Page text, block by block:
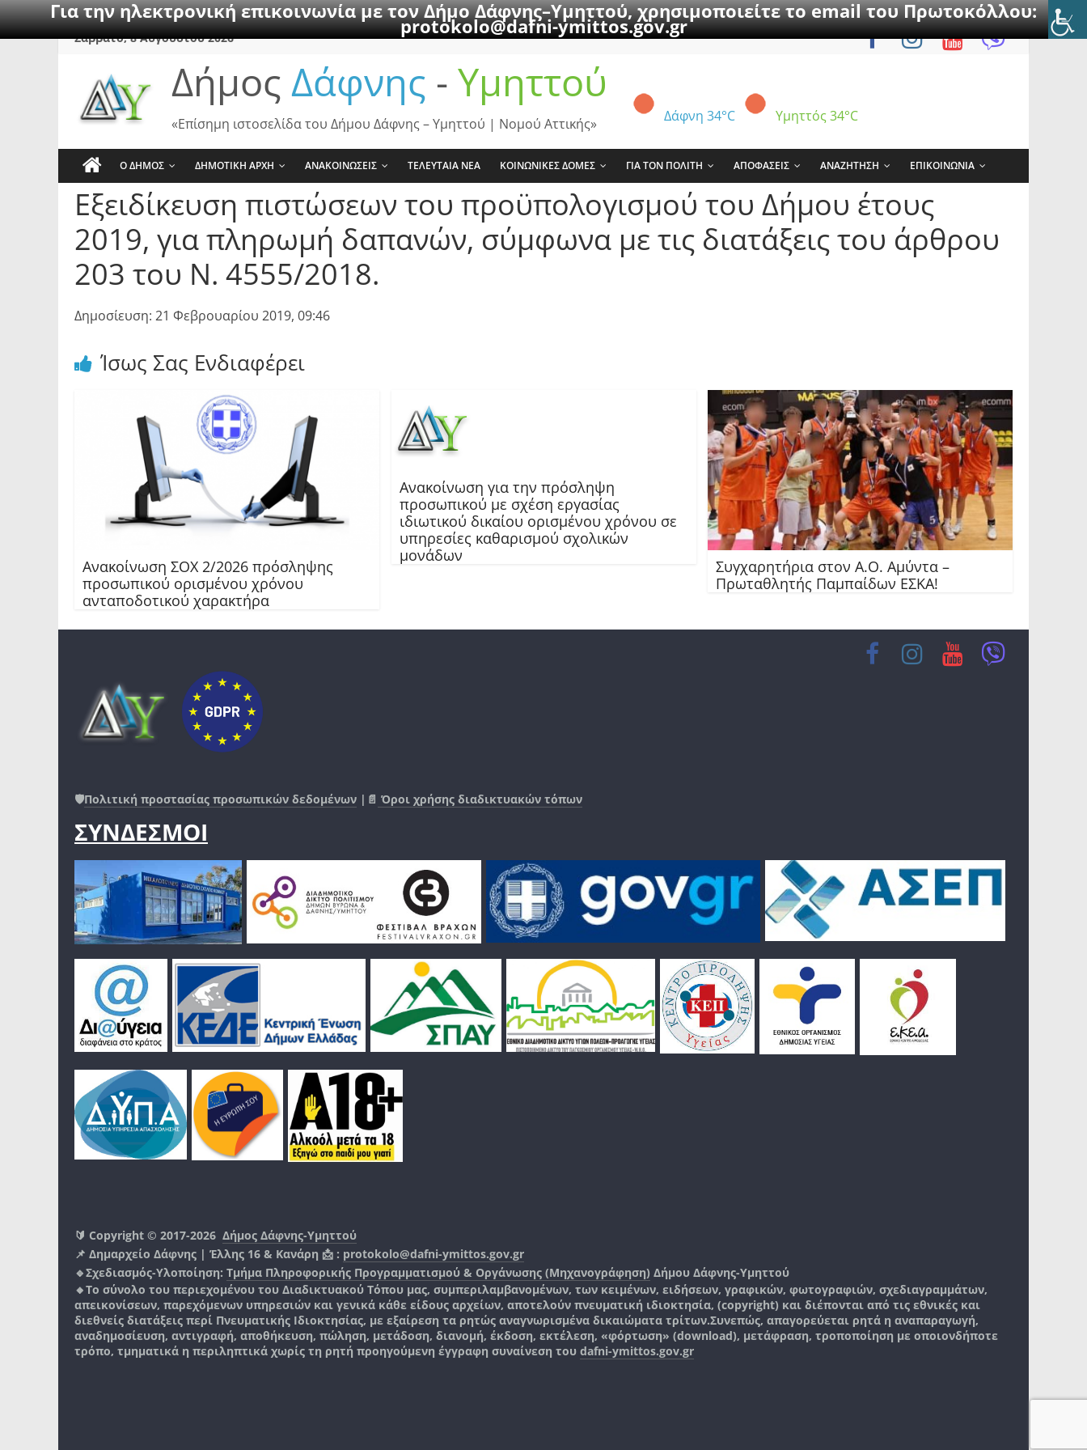
Για την ηλεκτρονική επικοινωνία με τον Δήμο Δάφνης–Υμηττού, χρησιμοποιείτε το email του Πρωτοκόλλου:
protokolo@dafni-ymittos.gov.gr
SkipΣάββατο, 8 Αυγούστου 2026
Δήμος Δάφνης - Υμηττού
Δάφνη 34°C Υμηττός 34°C
«Επίσημη ιστοσελίδα του Δήμου Δάφνης – Υμηττού | Νομού Αττικής»
Ο ΔΗΜΟΣ ΔΗΜΟΤΙΚΗ ΑΡΧΗ ΑΝΑΚΟΙΝΩΣΕΙΣ ΤΕΛΕΥΤΑΙΑ ΝΕΑ ΚΟΙΝΩΝΙΚΕΣ ΔΟΜΕΣ ΓΙΑ ΤΟΝ ΠΟΛΙΤΗ ΑΠΟΦΑΣΕΙΣ ΑΝΑΖΗΤΗΣΗ ΕΠΙΚΟΙΝΩΝΙΑ
Εξειδίκευση πιστώσεων του προϋπολογισμού του Δήμου έτους
2019, για πληρωμή δαπανών, σύμφωνα με τις διατάξεις του άρθρου
203 του Ν. 4555/2018.
Δημοσίευση: 21 Φεβρουαρίου 2019, 09:46
Ίσως Σας Ενδιαφέρει
Ανακοίνωση ΣΟΧ 2/2026 πρόσληψης
προσωπικού ορισμένου χρόνου
ανταποδοτικού χαρακτήρα
Ανακοίνωση για την πρόσληψη
προσωπικού με σχέση εργασίας
ιδιωτικού δικαίου ορισμένου χρόνου σε
υπηρεσίες καθαρισμού σχολικών
μονάδων
Συγχαρητήρια στον Α.Ο. Αμύντα –
Πρωταθλητής Παμπαίδων ΕΣΚΑ!
🛡️Πολιτική προστασίας προσωπικών δεδομένων |📄 Όροι χρήσης διαδικτυακών τόπων
ΣΥΝΔΕΣΜΟΙ
🔰 Copyright © 2017-2026 Δήμος Δάφνης-Υμηττού
📌 Δημαρχείο Δάφνης | Έλλης 16 & Κανάρη 📩 : protokolo@dafni-ymittos.gov.gr
🔹Σχεδιασμός-Υλοποίηση: Τμήμα Πληροφορικής Προγραμματισμού & Οργάνωσης (Μηχανογράφηση) Δήμου Δάφνης-Υμηττού
🔸Το σύνολο του περιεχομένου του Διαδικτυακού Τόπου μας, συμπεριλαμβανομένων, των κειμένων, ειδήσεων, γραφικών, φωτογραφιών, σχεδιαγραμμάτων,
απεικονίσεων, παρεχόμενων υπηρεσιών και γενικά κάθε είδους αρχείων, αποτελούν πνευματική ιδιοκτησία, (copyright) και διέπονται από τις εθνικές και
διεθνείς διατάξεις περί Πνευματικής Ιδιοκτησίας, με εξαίρεση τα ρητώς αναγνωρισμένα δικαιώματα τρίτων.Συνεπώς, απαγορεύεται ρητά η αναπαραγωγή,
αναδημοσίευση, αντιγραφή, αποθήκευση, πώληση, μετάδοση, διανομή, έκδοση, εκτέλεση, «φόρτωση» (download), μετάφραση, τροποποίηση με οποιονδήποτε
τρόπο, τμηματικά η περιληπτικά χωρίς τη ρητή προηγούμενη έγγραφη συναίνεση του dafni-ymittos.gov.gr